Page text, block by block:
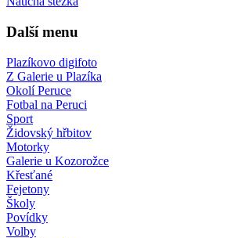
Další menu
Plazíkovo digifoto
Z Galerie u Plazíka
Okolí Peruce
Fotbal na Peruci
Sport
Židovský hřbitov
Motorky
Galerie u Kozorožce
Křesťané
Fejetony
Školy
Povídky
Volby